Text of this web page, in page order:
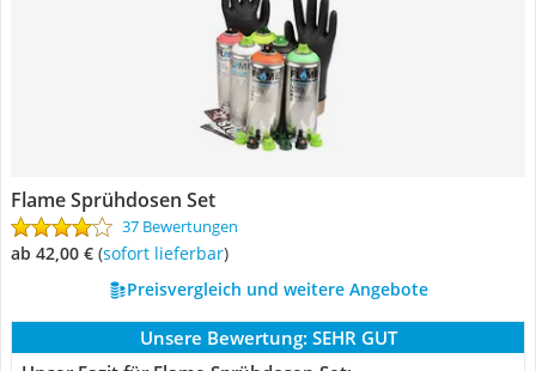
Flame Sprühdosen Set
37 Bewertungen
ab 42,00 € ( Sofort lieferbar)
Preisvergleich und weitere Angebote
Unsere Bewertung: SEHR GUT